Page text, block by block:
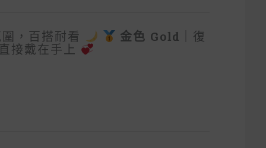
，百搭耐看 金色 Gold ｜復
接戴在手上